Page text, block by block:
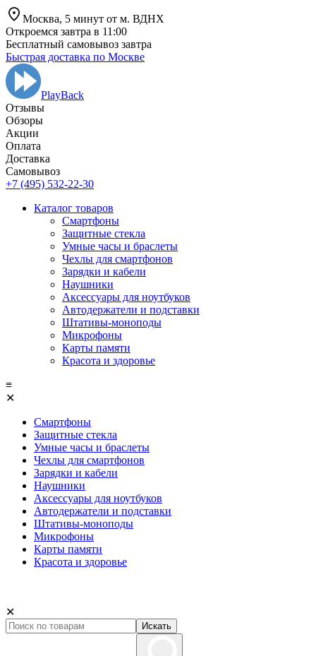
Москва, 5 минут от м. ВДНХ
Откроемся завтра в 11:00
Бесплатный самовывоз завтра
Быстрая доставка по Москве
PlayBack
Отзывы
Обзоры
Aкции
Оплата
Доставка
Самовывоз
+7 (495) 532-22-30
Каталог товаров
Смартфоны
Защитные стекла
Умные часы и браслеты
Чехлы для смартфонов
Зарядки и кабели
Наушники
Аксессуары для ноутбуков
Автодержатели и подставки
Штативы-моноподы
Микрофоны
Карты памяти
Красота и здоровье
≡
✕
Смартфоны
Защитные стекла
Умные часы и браслеты
Чехлы для смартфонов
Зарядки и кабели
Наушники
Аксессуары для ноутбуков
Автодержатели и подставки
Штативы-моноподы
Микрофоны
Карты памяти
Красота и здоровье
✕
Искать